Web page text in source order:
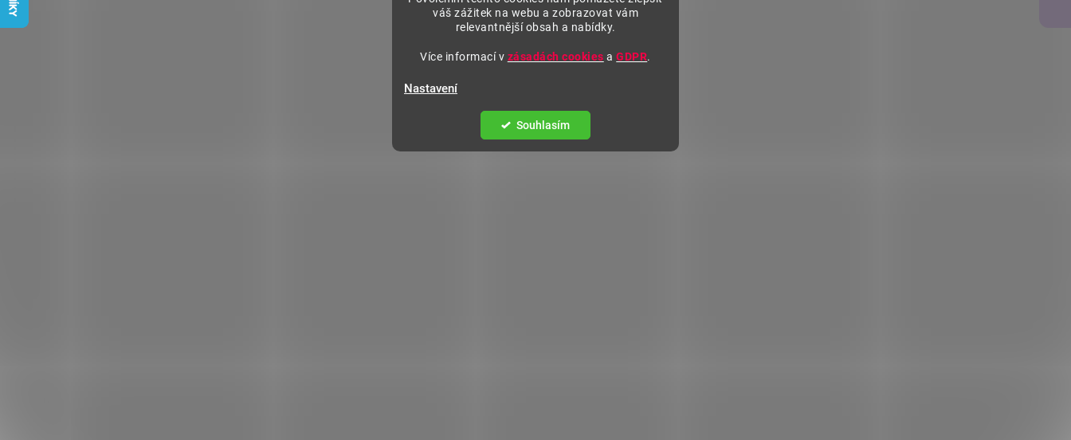
váš zážitek na webu a zobrazovat vám
relevantnější obsah a nabídky.
Více informací v zásadách cookies aGDPR.
Nastavení
Souhlasím